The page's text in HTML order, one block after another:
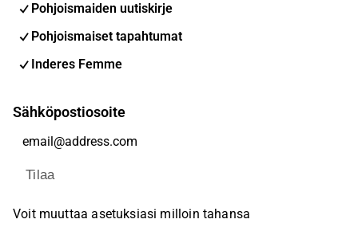
Pohjoismaiden uutiskirje
Pohjoismaiset tapahtumat
Inderes Femme
Sähköpostiosoite
Tilaa
Voit muuttaa asetuksiasi milloin tahansa